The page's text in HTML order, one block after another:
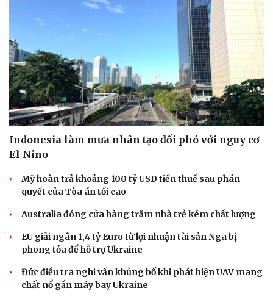
Cải chính
Indonesia làm mưa nhân tạo đối phó với nguy cơ
El Niño
Mỹ hoàn trả khoảng 100 tỷ USD tiền thuế sau phán
quyết của Tòa án tối cao
Australia đóng cửa hàng trăm nhà trẻ kém chất lượng
EU giải ngân 1,4 tỷ Euro từ lợi nhuận tài sản Nga bị
phong tỏa để hỗ trợ Ukraine
Đức điều tra nghi vấn khủng bố khi phát hiện UAV mang
chất nổ gần máy bay Ukraine